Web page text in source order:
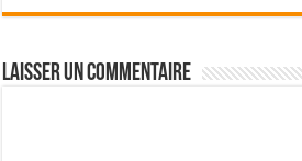
Laisser un commentaire